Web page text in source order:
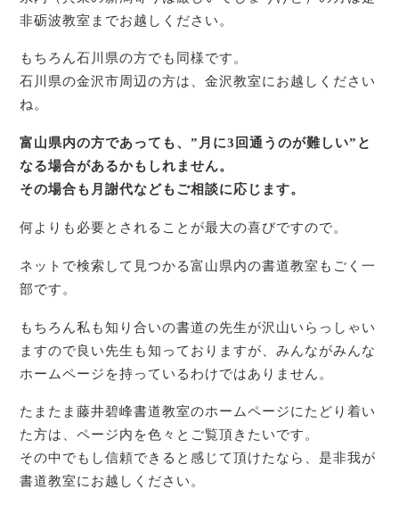
非砺波教室までお越しください。
もちろん石川県の方でも同様です。
石川県の金沢市周辺の方は、金沢教室にお越しください
ね。
富山県内の方であっても、”月に3回通うのが難しい”と
なる場合があるかもしれません。
その場合も月謝代などもご相談に応じます。
何よりも必要とされることが最大の喜びですので。
ネットで検索して見つかる富山県内の書道教室もごく一
部です。
もちろん私も知り合いの書道の先生が沢山いらっしゃい
ますので良い先生も知っておりますが、みんながみんな
ホームページを持っているわけではありません。
たまたま藤井碧峰書道教室のホームページにたどり着い
た方は、ページ内を色々とご覧頂きたいです。
その中でもし信頼できると感じて頂けたなら、是非我が
書道教室にお越しください。